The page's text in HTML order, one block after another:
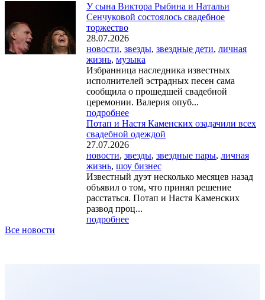
У сына Виктора Рыбина и Натальи
Сенчуковой состоялось свадебное
торжество
28.07.2026
новости, звезды, звездные дети, личная
жизнь, музыка
Избранница наследника известных
исполнителей эстрадных песен сама
сообщила о прошедшей свадебной
церемонии. Валерия опуб...
подробнее
Потап и Настя Каменских озадачили всех
свадебной одеждой
27.07.2026
новости, звезды, звездные пары, личная
жизнь, шоу бизнес
Известный дуэт несколько месяцев назад
объявил о том, что принял решение
расстаться. Потап и Настя Каменских
развод проц...
подробнее
Все новости